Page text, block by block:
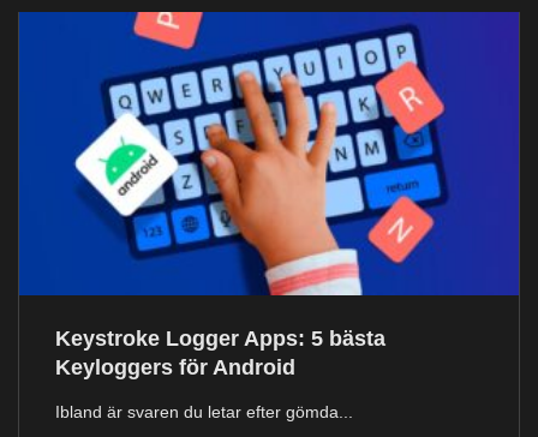
Keystroke Logger Apps: 5 bästa
Keyloggers för Android
Ibland är svaren du letar efter gömda...